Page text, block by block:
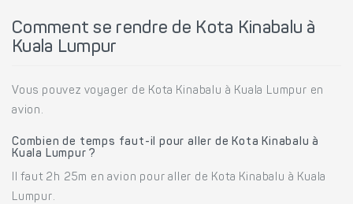
Comment se rendre de Kota Kinabalu à
Kuala Lumpur
Vous pouvez voyager de Kota Kinabalu à Kuala Lumpur en
avion.
Combien de temps faut-il pour aller de Kota Kinabalu à
Kuala Lumpur ?
Il faut 2h 25m en avion pour aller de Kota Kinabalu à Kuala
Lumpur.